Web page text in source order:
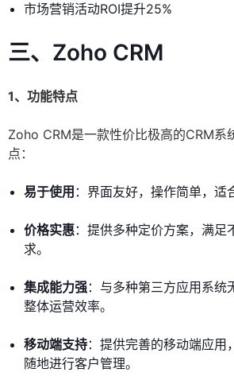
市场营销活动ROI提升25%
三、Zoho CRM
1、功能特点
Zoho CRM是一款性价比极高的CRM系
点：
易于使用 ：界面友好，操作简单，适
价格实惠：提供多种定价方案，满足
求。
集成能力强：与多种第三方应用系统
整体运营效率。
移动端支持：提供完善的移动端应用
随地进行客户管理。